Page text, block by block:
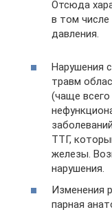
Отсюда
в том числе
давления.
Нарушения
травм
(чаще
ТТГ,
железы.
нарушения.
Изменения
парная